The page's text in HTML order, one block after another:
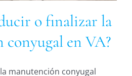
o finalizar la
en VA?
la manutención conyugal